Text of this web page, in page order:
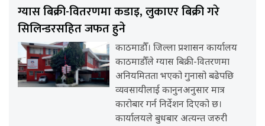
ग्यास बिक्री-वितरणमा कडाइ, लुकाएर बिक्री गरे
सिलिन्डरसहित जफत हुने
काठमाडौँ। जिल्ला प्रशासन कार्यालय
काठमाडौँले ग्यास बिक्री-वितरणमा
अनियमितता भएको गुनासो बढेपछि
व्यवसायीलाई कानुनअनुसार मात्र
कारोबार गर्न निर्देशन दिएको छ।
कार्यालयले बुधबार अत्यन्त जरुरी